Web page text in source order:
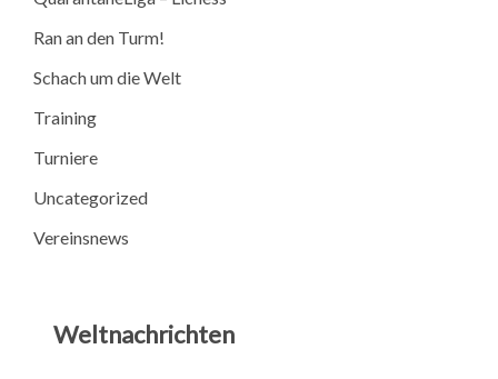
Ran an den Turm!
Schach um die Welt
Training
Turniere
Uncategorized
Vereinsnews
Weltnachrichten